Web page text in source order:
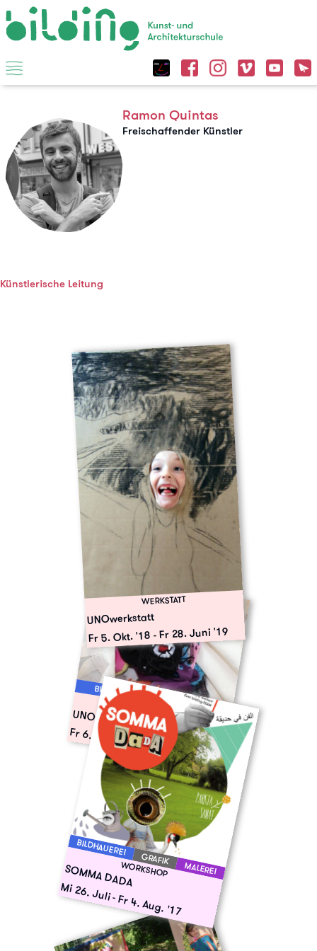
Ramon Quintas
Freischaffender Künstler
Künstlerische Leitung
WERKSTATT
UNOwerkstatt
Fr 5. Okt. '18- Fr 28. Juni '19
BILDHAUEREI
MALEREI
WERKSTATT
UNOwerkstatt
Fr 6. Okt. '17-Fr 29. Juni '18
BILDHAUEREI
GRAFIK
MALEREI
WORKSHOP
SOMMA DADA
Mi 26. Juli-Fr 4. Aug. '17